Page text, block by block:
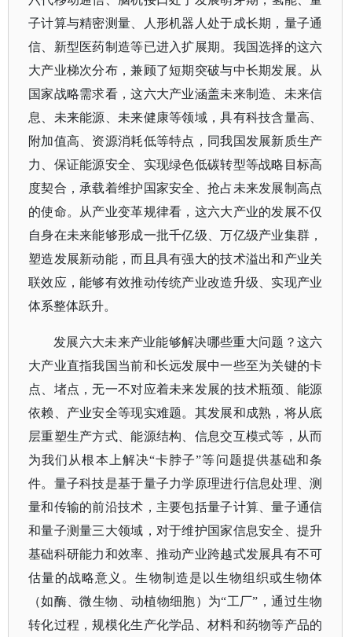
子计算与精密测量、人形机器人处于成长期，量子通
信、新型医药制造等已进入扩展期。我国选择的这六
大产业梯次分布，兼顾了短期突破与中长期发展。从
国家战略需求看，这六大产业涵盖未来制造、未来信
息、未来能源、未来健康等领域，具有科技含量高、
附加值高、资源消耗低等特点，同我国发展新质生产
力、保证能源安全、实现绿色低碳转型等战略目标高
度契合，承载着维护国家安全、抢占未来发展制高点
的使命。从产业变革规律看，这六大产业的发展不仅
自身在未来能够形成一批千亿级、万亿级产业集群，
塑造发展新动能，而且具有强大的技术溢出和产业关
联效应，能够有效推动传统产业改造升级、实现产业
体系整体跃升。
发展六大未来产业能够解决哪些重大问题？这六
大产业直指我国当前和长远发展中一些至为关键的卡
点、堵点，无一不对应着未来发展的技术瓶颈、能源
依赖、产业安全等现实难题。其发展和成熟，将从底
层重塑生产方式、能源结构、信息交互模式等，从而
为我们从根本上解决“卡脖子”等问题提供基础和条
件。量子科技是基于量子力学原理进行信息处理、测
量和传输的前沿技术，主要包括量子计算、量子通信
和量子测量三大领域，对于维护国家信息安全、提升
基础科研能力和效率、推动产业跨越式发展具有不可
估量的战略意义。生物制造是以生物组织或生物体
（如酶、微生物、动植物细胞）为“工厂”，通过生物
转化过程，规模化生产化学品、材料和药物等产品的